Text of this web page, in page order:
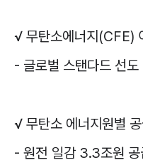
√ 무탄소에너지 (CFE)
- 글로벌 스탠다드 선
√ 무탄소 에너지원별
- 원전 일감 3.3조원